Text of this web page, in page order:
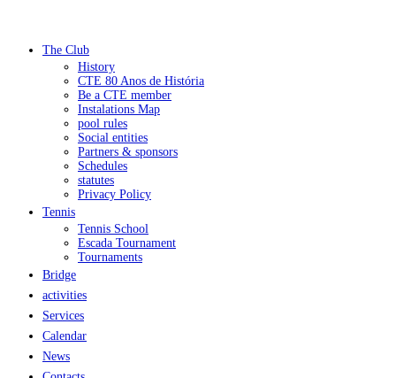
The Club
History
CTE 80 Anos de História
Be a CTE member
Instalations Map
pool rules
Social entities
Partners & sponsors
Schedules
statutes
Privacy Policy
Tennis
Tennis School
Escada Tournament
Tournaments
Bridge
activities
Services
Calendar
News